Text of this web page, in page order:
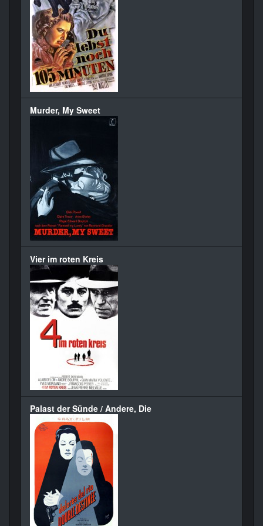
Murder, My Sweet
Vier im roten Kreis
Palast der Sünde / Andere, Die